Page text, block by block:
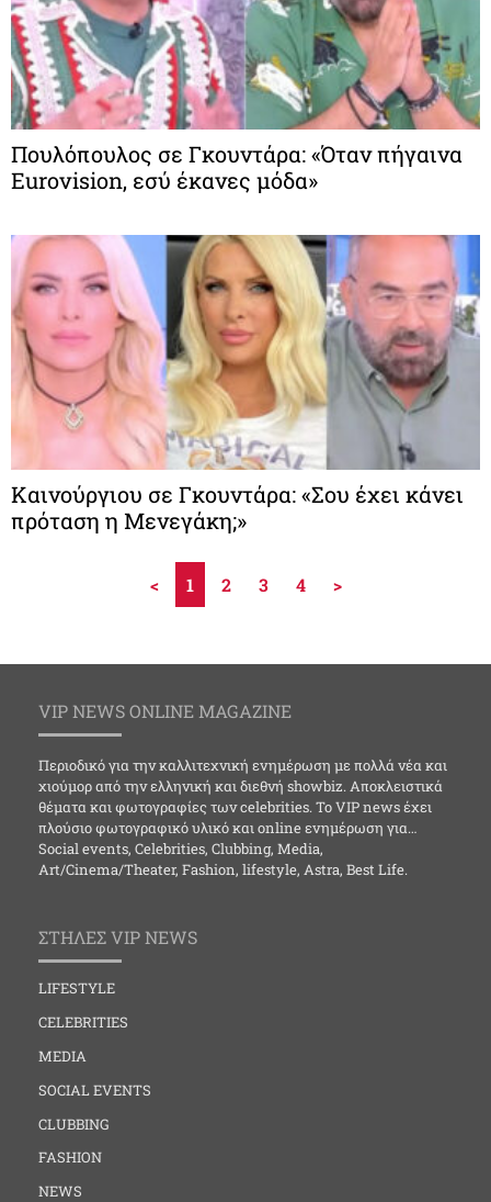
Πουλόπουλος σε Γκουντάρα: «Όταν πήγαινα
Eurovision, εσύ έκανες μόδα»
Καινούργιου σε Γκουντάρα: «Σου έχει κάνει
πρόταση η Μενεγάκη;»
< 1 2 3 4 >
VIP NEWS ONLINE MAGAZINE
Περιοδικό για την καλλιτεχνική ενημέρωση με πολλά νέα και
χιούμορ από την ελληνική και διεθνή showbiz. Αποκλειστικά
θέματα και φωτογραφίες των celebrities. Το VIP news έχει
πλούσιο φωτογραφικό υλικό και online ενημέρωση για…
Social events, Celebrities, Clubbing, Media,
Art/Cinema/Theater, Fashion, lifestyle, Astra, Best Life.
ΣΤΗΛΕΣ VIP NEWS
LIFESTYLE
CELEBRITIES
MEDIA
SOCIAL EVENTS
CLUBBING
FASHION
NEWS